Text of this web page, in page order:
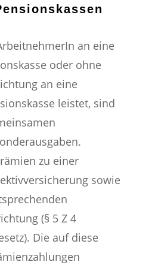
an eine
oder ohne
an eine
leistet, sind
zu einer
sowie
(§ 5 Z 4
Die auf diese